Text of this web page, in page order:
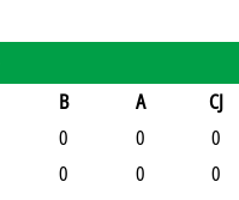
B A CJ
0 0 0
0 0 0